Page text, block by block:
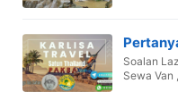
Soalan
Sewa Van